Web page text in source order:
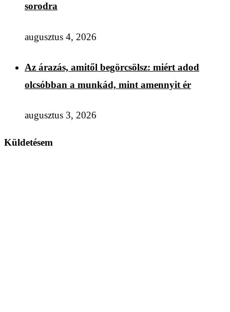
sorodra
augusztus 4, 2026
Az árazás, amitől begörcsölsz: miért adod
olcsóbban a munkád, mint amennyit ér
augusztus 3, 2026
Küldetésem